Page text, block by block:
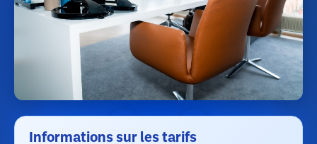
Informations sur les tarifs